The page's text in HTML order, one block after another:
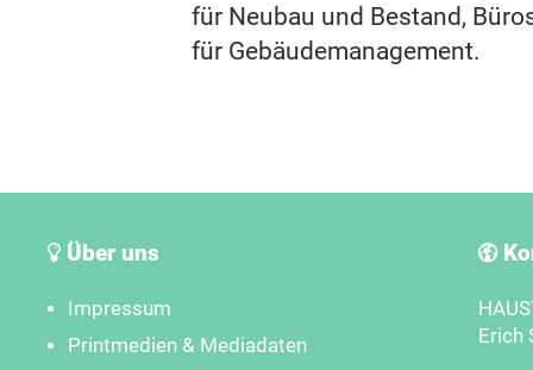
für Neubau und Bestand,
für Gebäudemanagement.
Über uns
Impressum
Printmedien & Mediadaten
Erich